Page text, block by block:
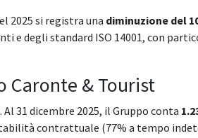
2025 si registra una diminuzione del
degli standard ISO 14001, con
Caronte & Tourist
31 dicembre 2025, il Gruppo conta
contrattuale (77% a tempo